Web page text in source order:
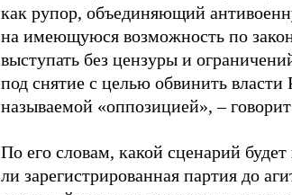
как рупор, объединяющий
на имеющуюся возможность по
выступать без цензуры и
под снятие с целью обвинить власти
называемой «оппозицией», –
По его словам, какой сценарий
ли зарегистрированная партия до